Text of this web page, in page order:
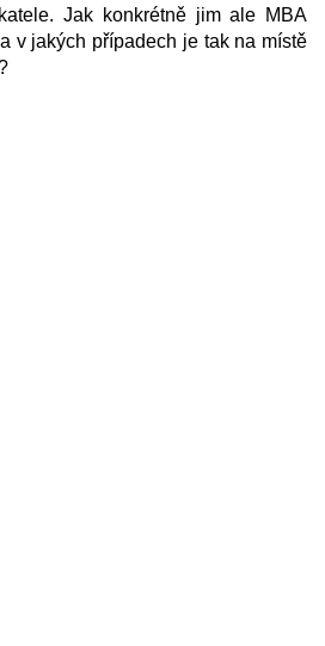
Jak konkrétně jim ale MBA
v jakých případech je tak na místě